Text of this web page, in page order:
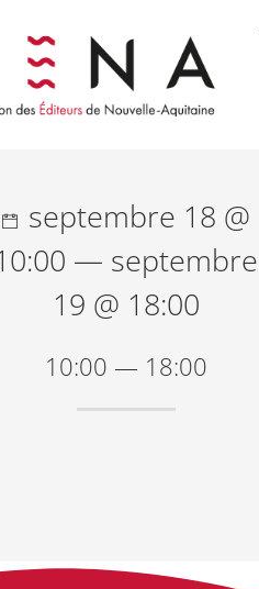
septembre 18 @
— septembre
19 @ 18:00
10:00 — 18:00